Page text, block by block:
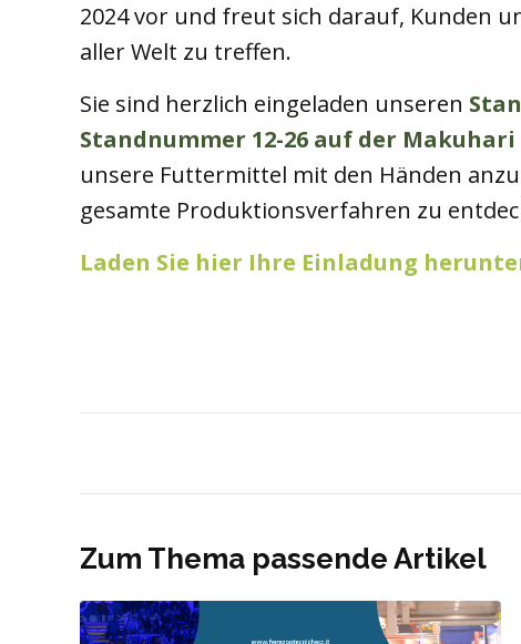
2024 vor und freut sich darauf, Kunden
aller Welt zu treffen.
Sie sind herzlich eingeladen unseren
Standnummer 12-26 auf der Makuhari
unsere Futtermittel mit den Händen
gesamte Produktionsverfahren zu
Laden Sie hier Ihre Einladung
Zum Thema passende Artikel